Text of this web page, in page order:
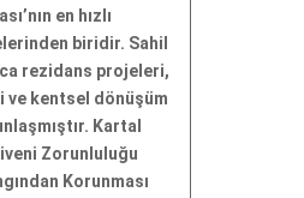
en hızlı
biridir. Sahil
rezidans projeleri,
ve kentsel dönüşüm
Kartal
Zorunluluğu
Korunması